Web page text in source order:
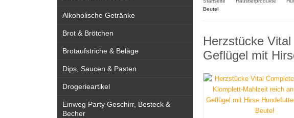
Beutel
Herzstücke
Geflügel mit
Alkoholische Getränke
Brot & Brötchen
Brotaufstriche & Beläge
Dips, Saucen & Pasten
Drogerieartikel
Einweg Party Geschirr, Besteck &
Becher